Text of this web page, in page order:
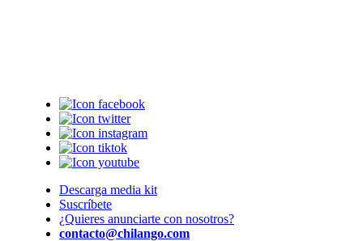
Descarga media kit
Suscríbete
¿Quieres anunciarte con nosotros?
contacto@chilango.com